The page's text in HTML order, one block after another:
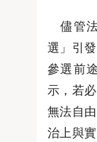
儘管
選」引
參選前
示，若
無法自
治上與